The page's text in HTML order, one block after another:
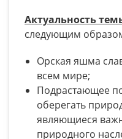
Актуальность
следующим
Орская яшма
всем мире;
Подрастающее
оберегать
являющиеся
природного